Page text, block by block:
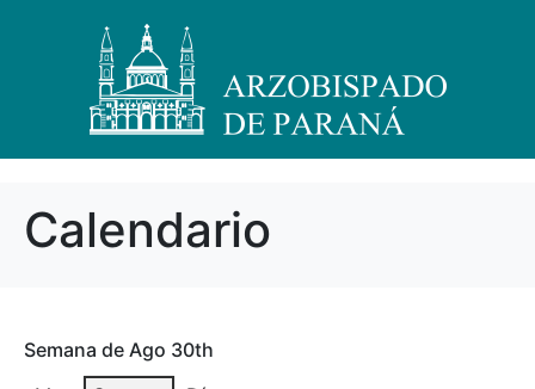
Calendario
Semana de Ago 30th